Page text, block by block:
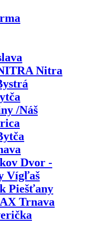
Nitra
/Náš
Dvor -
Vígľaš
Piešťany
Trnava